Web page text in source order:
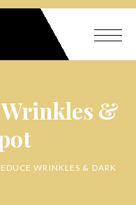
Wrinkles &
WRINKLES & DARK